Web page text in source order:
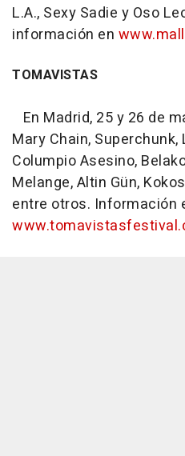
L.A., Sexy Sadie y Oso
información en
TOMAVISTAS
En Madrid, 25 y 26 de
Mary Chain, Superchunk,
Columpio Asesino,
Melange, Altin Gün,
entre otros. Información